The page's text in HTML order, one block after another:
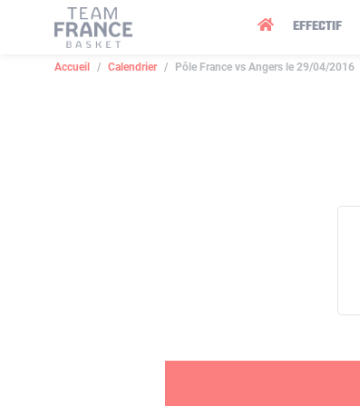
EFFECTIF
Accueil Calendrier Pôle France vs Angers le 29/04/2016
Panneau de gestion des cookies